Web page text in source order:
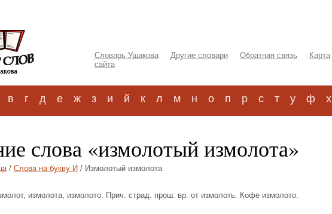
Словарь Ушакова Другие словари Обратная связь
Карта
сайта
в г д е ж з и й к л м н о п р с т у ф х
слова «измолотый измолота»
/ Слова на букву И / Измолотый измолота
измолота, измолото. Прич. страд. прош. вр. от измолоть. Кофе измолото.